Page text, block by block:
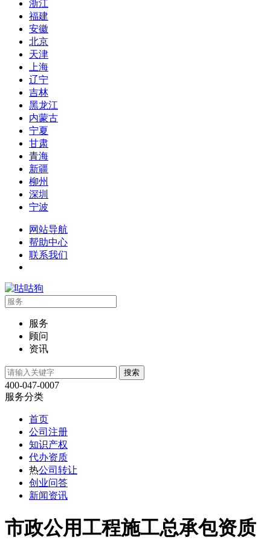
浙江
福建
安徽
北京
天津
上海
辽宁
吉林
黑龙江
内蒙古
宁夏
甘肃
青海
新疆
柳州
深圳
宁波
网站导航
帮助中心
联系我们
服务
顾问
资讯
400-047-0007
服务分类
首页
公司注册
知识产权
代办资质
热公司转让
创业问答
新闻资讯
市政公用工程施工总承包资质